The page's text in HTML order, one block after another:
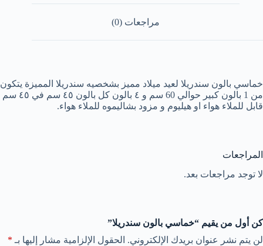
مراجعات (0)
خماسي بالون سندريلا لعيد ميلاد مميز بشخصيه سندريلا المميزة يتكون
من 1 بالون كبير حوالي 60 سم و ٤ بالون كل بالون ٤٥ سم في ٤٥ سم
قابل للملاء هواء او هيليوم و مزود بشاليموه للملاء هواء.
المراجعات
لا توجد مراجعات بعد.
كن أول من يقيم “خماسي بالون سندريلا”
لن يتم نشر عنوان بريدك الإلكتروني. الحقول الإلزامية مشار إليها بـ *